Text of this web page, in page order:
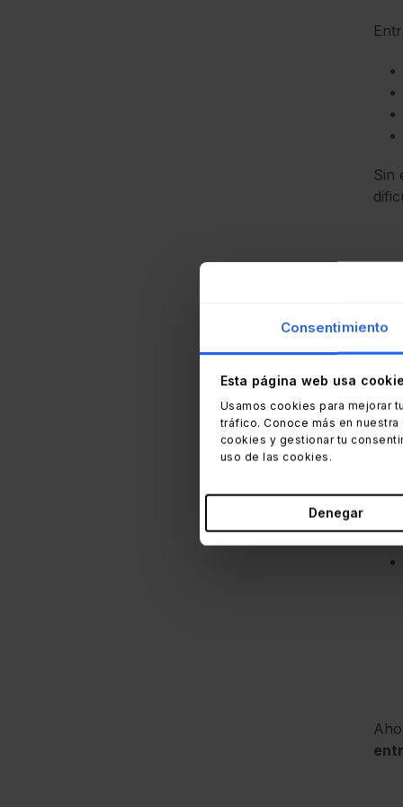
Consentimiento
Esta página web usa
Usamos cookies para mejorar
tráfico. Conoce más en nuestra
cookies y gestionar tu
uso de las cookies.
Denegar
Sin